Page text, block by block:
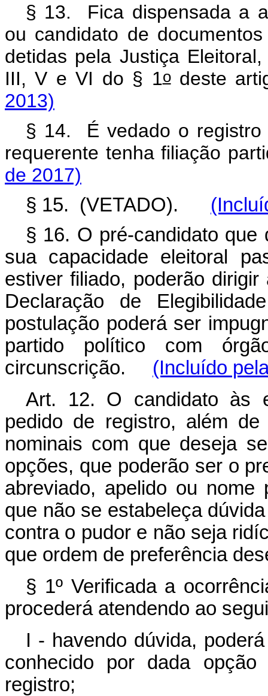
§ 13. Fica dispensada a
ou candidato de
detidas pela Justiça
III, V e VI do § 1odeste
2013)
§ 14. É vedado o registro
requerente tenha filiação
de 2017)
§ 15. (VETADO).
§ 16. O pré-candidato que
sua capacidade eleitoral
estiver filiado, poderão
Declaração de
postulação poderá ser
partido político com
circunscrição. (Incluído
Art. 12. O candidato às
pedido de registro, além
nominais com que deseja
opções, que poderão ser o
abreviado, apelido ou
que não se estabeleça
contra o pudor e não seja
que ordem de preferência
§ 1º Verificada a
procederá atendendo ao
I - havendo dúvida,
conhecido por dada
registro;